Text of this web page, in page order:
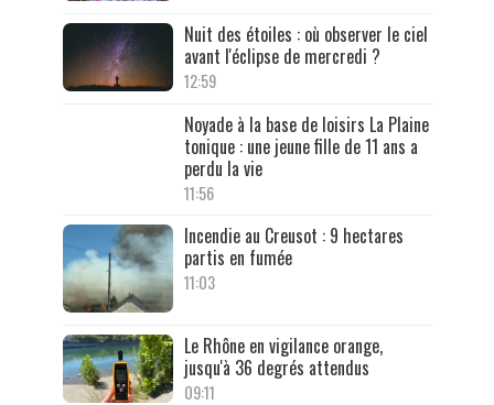
Nuit des étoiles : où observer le ciel
avant l'éclipse de mercredi ?
12:59
Noyade à la base de loisirs La Plaine
tonique : une jeune fille de 11 ans a
perdu la vie
11:56
Incendie au Creusot : 9 hectares
partis en fumée
11:03
Le Rhône en vigilance orange,
jusqu'à 36 degrés attendus
09:11